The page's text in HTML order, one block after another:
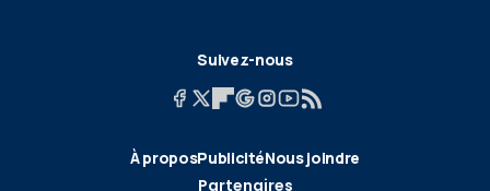
Suivez-nous
À proposPublicitéNous joindre
Partenaires